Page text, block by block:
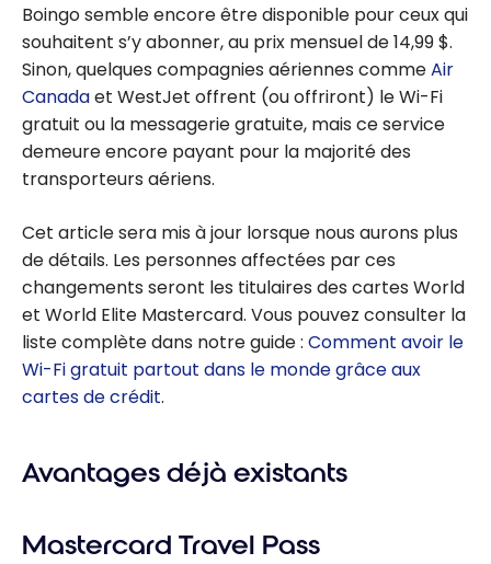
Boingo semble encore être disponible pour ceux qui
souhaitent s’y abonner, au prix mensuel de 14,99 $.
Sinon, quelques compagnies aériennes commeAir
Canadaet WestJet offrent (ou offriront) le Wi-Fi
gratuit ou la messagerie gratuite, mais ce service
demeure encore payant pour la majorité des
transporteurs aériens.
Cet article sera mis à jour lorsque nous aurons plus
de détails. Les personnes affectées par ces
changements seront les titulaires des cartes World
et World Elite Mastercard. Vous pouvez consulter la
liste complète dans notre guide : Comment avoir le
Wi-Fi gratuit partout dans le monde grâce aux
cartes de crédit.
Avantages déjà existants
Mastercard Travel Pass